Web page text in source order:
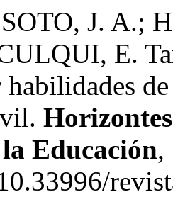
J. A.;
E.
Educación,